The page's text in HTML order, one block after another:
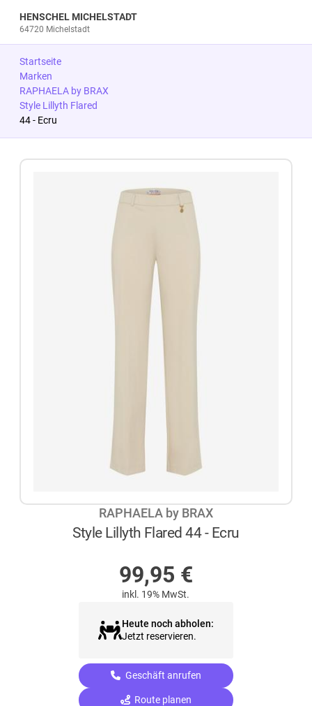
HENSCHEL MICHELSTADT
64720 Michelstadt
Startseite
Marken
RAPHAELA by BRAX
Style Lillyth Flared
44 - Ecru
RAPHAELA by BRAX
Style Lillyth Flared 44 - Ecru
99,95 €
inkl. 19% MwSt.
Heute noch abholen:
Jetzt reservieren.
Geschäft anrufen
Route planen